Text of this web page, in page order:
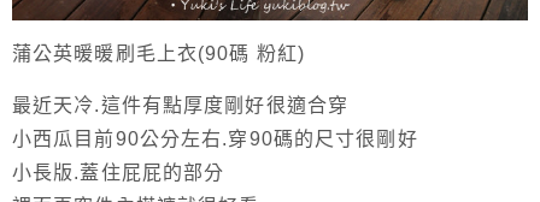
蒲公英暖暖刷毛上衣(90碼 粉紅)
最近天冷.這件有點厚度剛好很適合穿
小西瓜目前90公分左右.穿90碼的尺寸很剛好
小長版.蓋住屁屁的部分